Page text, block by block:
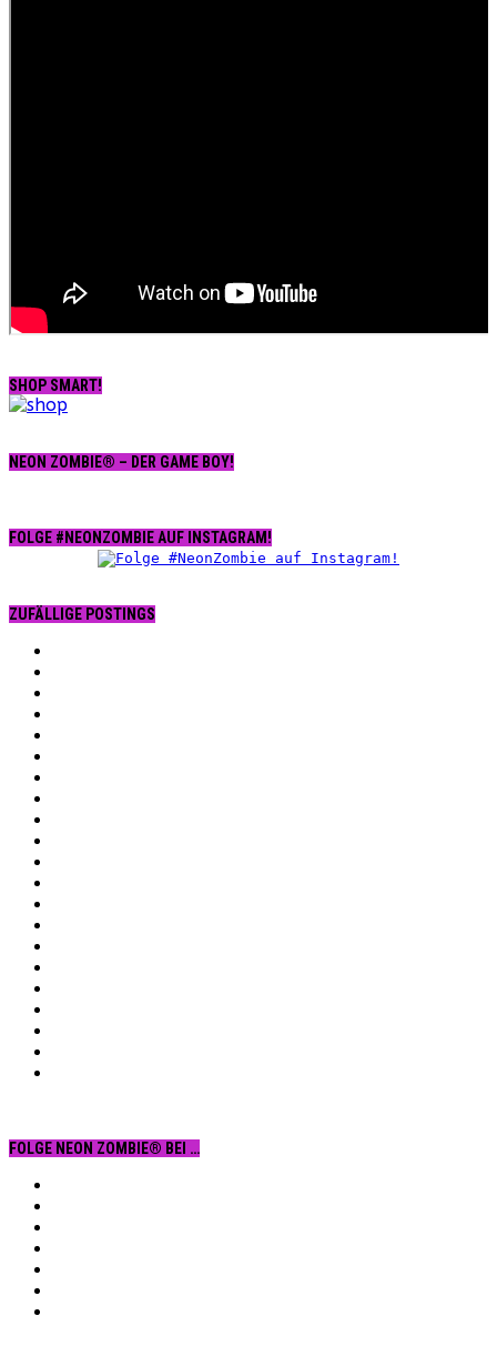
SHOP SMART!
NEON ZOMBIE® – DER GAME BOY!
FOLGE #NEONZOMBIE AUF INSTAGRAM!
ZUFÄLLIGE POSTINGS
FOLGE NEON ZOMBIE® BEI …